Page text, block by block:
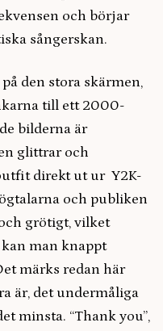
och börjar
sångerskan.
den stora skärmen,
till ett 2000-
bilderna är
glittrar och
direkt ut ur Y2K-
och publiken
grötigt, vilket
man knappt
märks redan här
är, det undermåliga
minsta. “Thank you”,